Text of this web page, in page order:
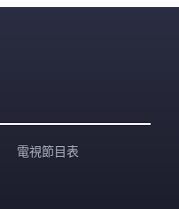
電視節目表